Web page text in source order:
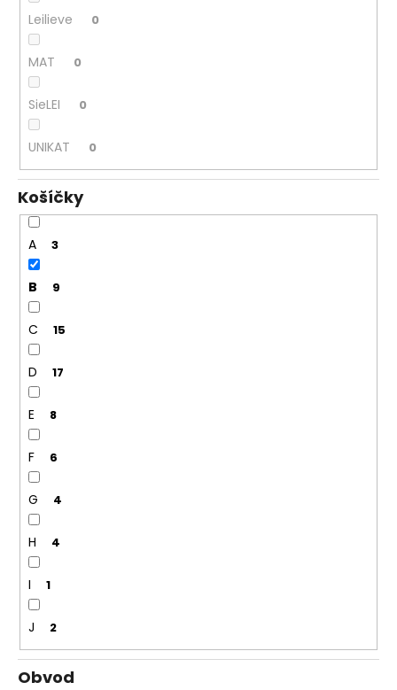
Leilieve 0
MAT 0
SieLEI 0
UNIKAT 0
Košíčky
A 3
B 9
C 15
D 17
E 8
F 6
G 4
H 4
I 1
J 2
Obvod